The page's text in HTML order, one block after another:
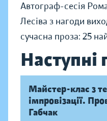
Автограф-сесія
Лесіва з нагоди
сучасна проза: 25
Наступні
Майстер-клас з
імпровізації.
Габчак